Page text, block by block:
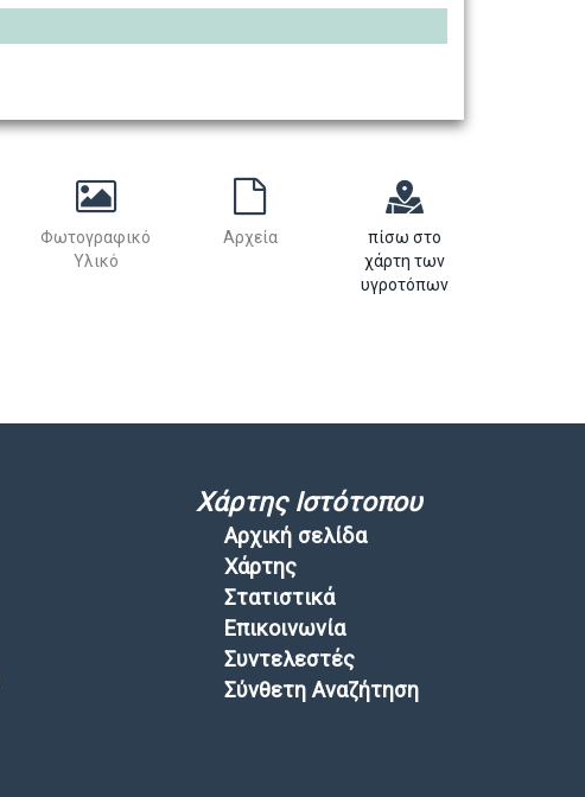
Φωτογραφικό
Υλικό
Αρχεία
πίσω στο
χάρτη των
υγροτόπων
Χάρτης Ιστότοπου
Αρχική σελίδα
Χάρτης
Στατιστικά
Επικοινωνία
Συντελεστές
Σύνθετη Αναζήτηση